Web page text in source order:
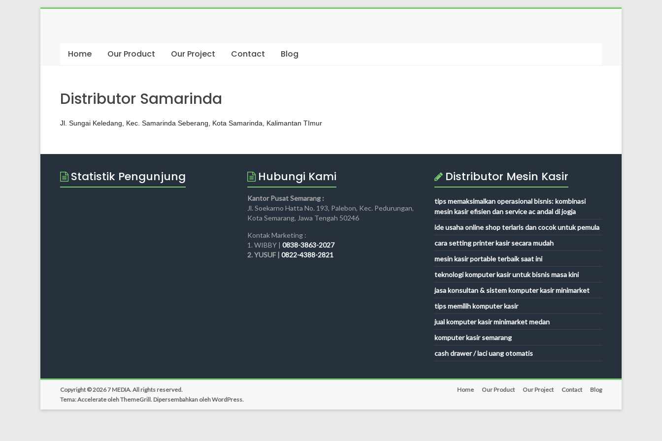
MEDIA
Mini
Konsultan
Home Our Product Our Project Contact Blog
Distributor Samarinda
Jl. Sungai Keledang, Kec. Samarinda Seberang, Kota Samarinda, Kalimantan TImur
Statistik Pengunjung Hubungi Kami
Kantor Pusat Semarang :
Jl. Soekarno Hatta No. 193, Palebon, Kec. Pedurungan,
Kota Semarang, Jawa Tengah 50246
Kontak Marketing :
1. WIBBY | 0838-3863-2027
2. YUSUF | 0822-4388-2821
Distributor Mesin Kasir
tips memaksimalkan operasional bisnis: kombinasi
mesin kasir efisien dan service ac andal di jogja
ide usaha online shop terlaris dan cocok untuk pemula
cara setting printer kasir secara mudah
mesin kasir portable terbaik saat ini
teknologi komputer kasir untuk bisnis masa kini
jasa konsultan & sistem komputer kasir minimarket
tips memilih komputer kasir
jual komputer kasir minimarket medan
komputer kasir semarang
cash drawer / laci uang otomatis
Copyright © 20267 MEDIA. All rights reserved.
Tema:Accelerate oleh ThemeGrill. Dipersembahkan olehWordPress.
Home Our Product Our Project Contact Blog